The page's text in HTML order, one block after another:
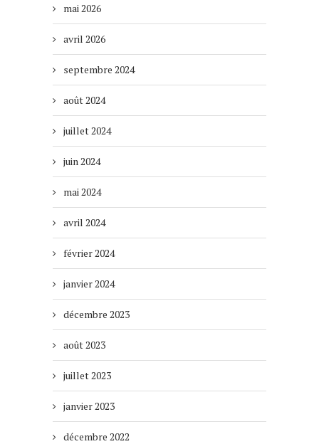
mai 2026
avril 2026
septembre 2024
août 2024
juillet 2024
juin 2024
mai 2024
avril 2024
février 2024
janvier 2024
décembre 2023
août 2023
juillet 2023
janvier 2023
décembre 2022